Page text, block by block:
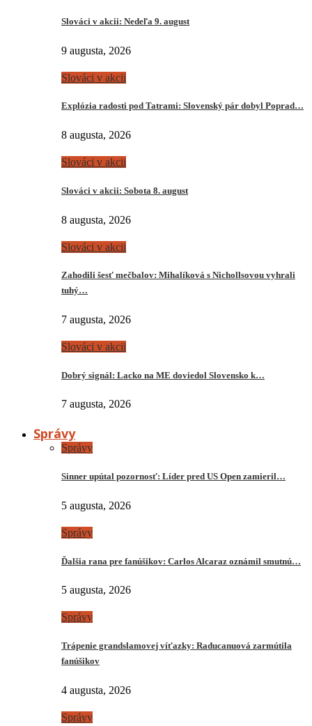
Slováci v akcii: Nedeľa 9. august
9 augusta, 2026
Slováci v akcii
Explózia radosti pod Tatrami: Slovenský pár dobyl Poprad…
8 augusta, 2026
Slováci v akcii
Slováci v akcii: Sobota 8. august
8 augusta, 2026
Slováci v akcii
Zahodili šesť mečbalov: Mihalíková s Nichollsovou vyhrali
tuhý…
7 augusta, 2026
Slováci v akcii
Dobrý signál: Lacko na ME doviedol Slovensko k…
7 augusta, 2026
Správy
Správy
Sinner upútal pozornosť: Líder pred US Open zamieril…
5 augusta, 2026
Správy
Ďalšia rana pre fanúšikov: Carlos Alcaraz oznámil smutnú…
5 augusta, 2026
Správy
Trápenie grandslamovej víťazky: Raducanuová zarmútila
fanúšikov
4 augusta, 2026
Správy